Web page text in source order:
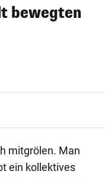
bewegten
mitgrölen. Man
ein kollektives